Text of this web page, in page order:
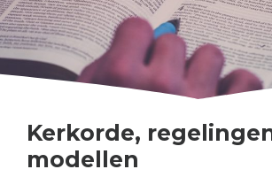
Kerkorde,
modellen